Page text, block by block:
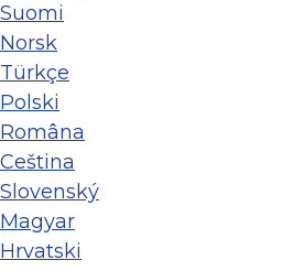
Suomi
Norsk
Türkçe
Polski
Româna
Ceština
Slovenský
Magyar
Hrvatski